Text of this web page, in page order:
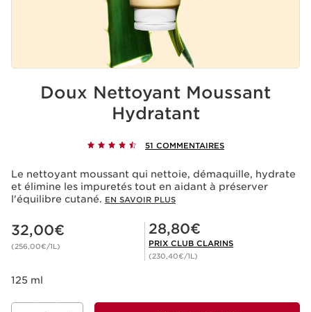
Doux Nettoyant Moussant
Hydratant
51 COMMENTAIRES
Le nettoyant moussant qui nettoie, démaquille, hydrate
et élimine les impuretés tout en aidant à préserver
l'équilibre cutané. EN SAVOIR PLUS
Nouveau prix 32,00€
32,00€
(256,00€/1L)
Prix Club Clarins 28,80€
28,80€
PRIX CLUB CLARINS
(230,40€/1L)
125 ml